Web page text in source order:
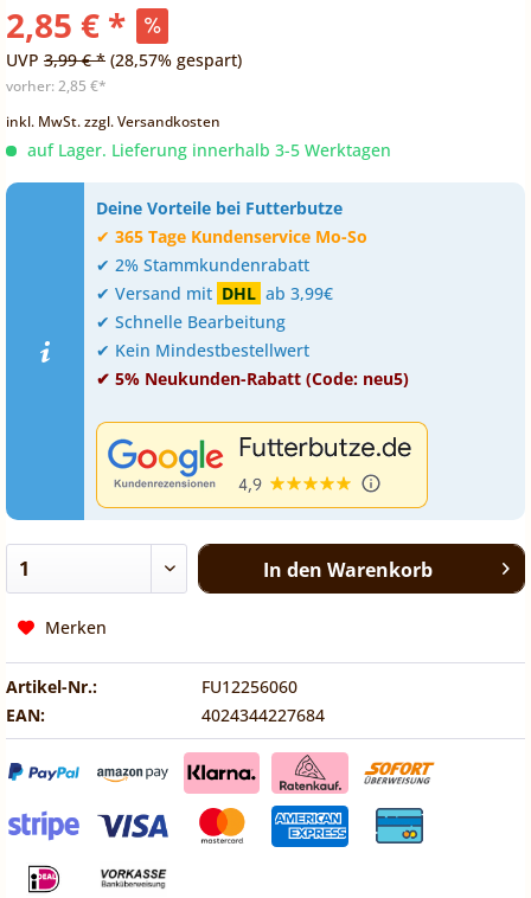
2,85 € *
UVP 3,99 € * (28,57% gespart)
vorher: 2,85 €*
inkl. MwSt.zzgl. Versandkosten
auf Lager. Lieferung innerhalb 3-5 Werktagen
Deine Vorteile bei Futterbutze
✔ 365 Tage Kundenservice Mo-So
✔ 2% Stammkundenrabatt
✔ Versand mit DHL ab 3,99€
✔ Schnelle Bearbeitung
✔ Kein Mindestbestellwert
✔ 5% Neukunden-Rabatt (Code: neu5)
In den Warenkorb
Merken
Artikel-Nr.:
FU12256060
EAN:
4024344227684